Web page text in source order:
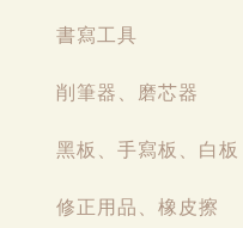
書寫工具
削筆器、磨芯器
黑板、手寫板、白板
修正用品、橡皮擦